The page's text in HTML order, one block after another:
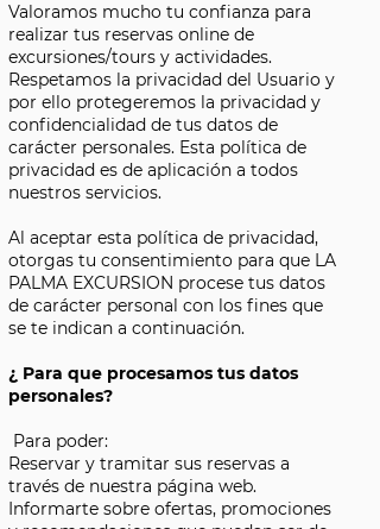
Valoramos mucho tu confianza para
realizar tus reservas online de
excursiones/tours y actividades.
Respetamos la privacidad del Usuario y
por ello protegeremos la privacidad y
confidencialidad de tus datos de
carácter personales. Esta política de
privacidad es de aplicación a todos
nuestros servicios.
Al aceptar esta política de privacidad,
otorgas tu consentimiento para que LA
PALMA EXCURSION procese tus datos
de carácter personal con los fines que
se te indican a continuación.
¿ Para que procesamos tus datos
personales?
Para poder:
Reservar y tramitar sus reservas a
través de nuestra página web.
Informarte sobre ofertas, promociones